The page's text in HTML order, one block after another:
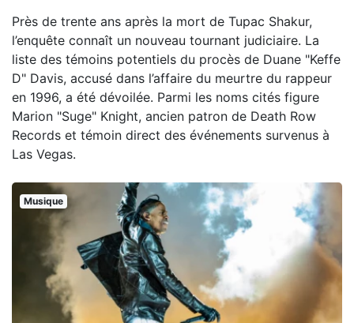
Près de trente ans après la mort de Tupac Shakur,
l’enquête connaît un nouveau tournant judiciaire. La
liste des témoins potentiels du procès de Duane "Keffe
D" Davis, accusé dans l’affaire du meurtre du rappeur
en 1996, a été dévoilée. Parmi les noms cités figure
Marion "Suge" Knight, ancien patron de Death Row
Records et témoin direct des événements survenus à
Las Vegas.
Musique